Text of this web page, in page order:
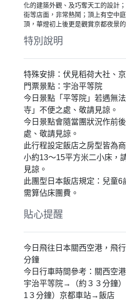
化的建築外觀、及巧奪天工的設計
街等店面，非常熱鬧；頂上有空中
頂，華燈初上後更是觀賞京都夜景
特別說明
特殊安排：伏見稻荷大社、
門票景點：宇治平等院
今日景點「平等院」若遇無
寺」不便之處、敬請見諒。
今日景點會隨當團狀況作前
處、敬請見諒。
此行程設定飯店之房型皆為
小約13～15平方米二小床，
見諒。
此團型日本飯店規定：兒童6
需算佔床團費。
貼心提醒
今日飛往日本關西空港，飛
分鐘
今日行車時間參考：關西空
宇治平等院→（約３３分鐘
1３分鐘）京都車站→飯店